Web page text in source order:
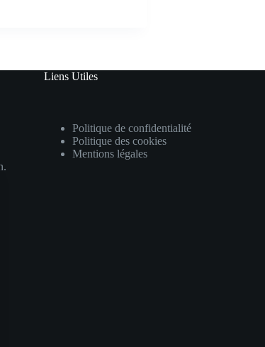
Liens Utiles
Politique de confidentialité
Politique des cookies
Mentions légales